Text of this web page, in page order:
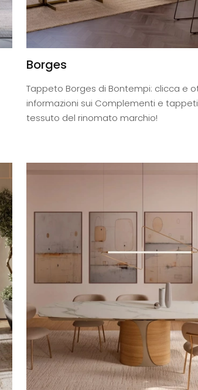
Borges
Tappeto Borges di Bontempi: clicca e
informazioni sui Complementi e
tessuto del rinomato marchio!